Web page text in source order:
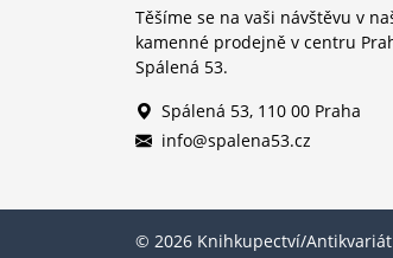
Těšíme se na vaši návštěvu v
kamenné prodejně v centru
Spálená 53.
Spálená 53, 110 00 Praha
info@spalena53.cz
© 2026 Knihkupectví/